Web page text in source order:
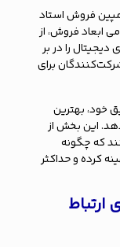
فروش استاد
ابعاد فروش، از
را در بر
برای
خود، بهترین
این بخش از
که چگونه
کرده و حداکثر